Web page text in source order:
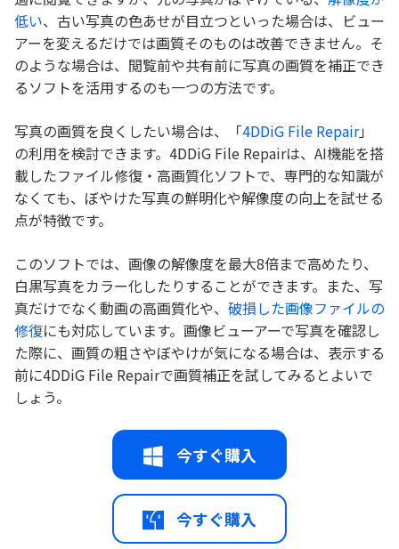
低い、古い写真の色あせが目立つといった場合は、ビュー
アーを変えるだけでは画質そのものは改善できません。そ
のような場合は、閲覧前や共有前に写真の画質を補正でき
るソフトを活用するのも一つの方法です。
写真の画質を良くしたい場合は、「4DDiG File Repair」
の利用を検討できます。4DDiG File Repairは、AI機能を搭
載したファイル修復・高画質化ソフトで、専門的な知識が
なくても、ぼやけた写真の鮮明化や解像度の向上を試せる
点が特徴です。
このソフトでは、画像の解像度を最大8倍まで高めたり、
白黒写真をカラー化したりすることができます。また、写
真だけでなく動画の高画質化や、 破損した画像ファイルの
修復にも対応しています。画像ビューアーで写真を確認し
た際に、画質の粗さやぼやけが気になる場合は、表示する
前に4DDiG File Repairで画質補正を試してみるとよいで
しょう。
今すぐ購入
今すぐ購入